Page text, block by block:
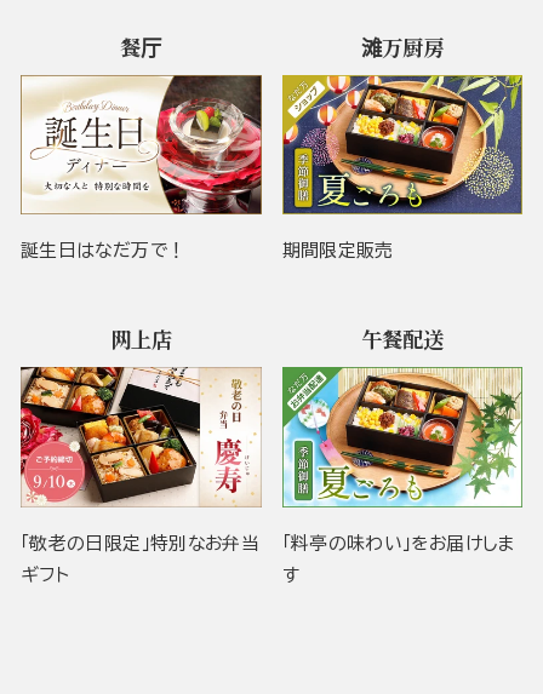
餐厅
誕生日はなだ万で！
滩万厨房
期間限定販売
网上店
「敬老の日限定」特別なお弁当
ギフト
午餐配送
「料亭の味わい」をお届けしま
す